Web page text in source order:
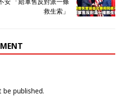
救生索」
published.